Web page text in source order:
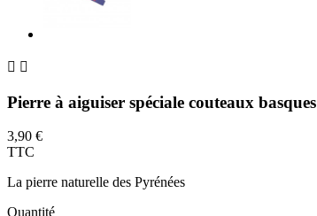
 
Pierre à aiguiser spéciale couteaux basques
3,90 €
TTC
La pierre naturelle des Pyrénées
Quantité